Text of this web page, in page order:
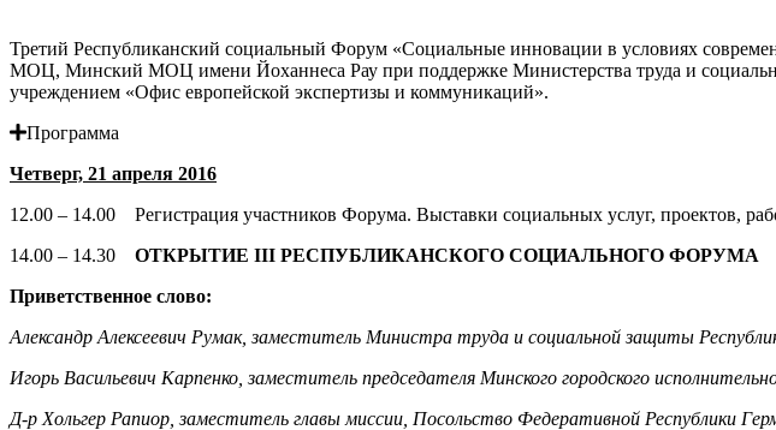
Третий Республиканский социальный Форум «Социальные инновации в условиях
МОЦ, Минский МОЦ имени Йоханнеса Рау при поддержке Министерства труда и
учреждением «Офис европейской экспертизы и коммуникаций».
Программа
Четверг, 21 апреля 2016
12.00 – 14.00 Регистрация участников Форума. Выставки социальных услуг, проектов,
14.00 – 14.30 ОТКРЫТИЕ III РЕСПУБЛИКАНСКОГО СОЦИАЛЬНОГО ФОРУМА
Приветственное слово:
Александр Алексеевич Румак, заместитель Министра труда и социальной защиты
Игорь Васильевич Карпенко, заместитель председателя Минского городского
Д-р Хольгер Рапиор, заместитель главы миссии, Посольство Федеративной Республики